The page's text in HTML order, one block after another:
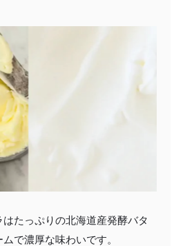
たっぷりの北海道産発酵バタ
で濃厚な味わいです。